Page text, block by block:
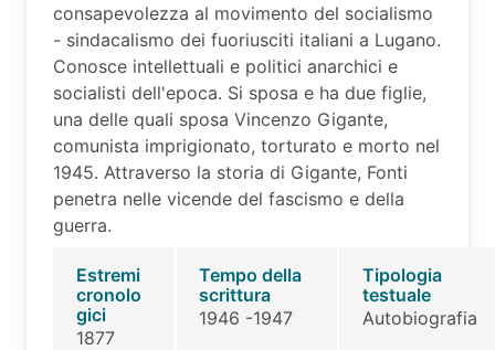
consapevolezza al movimento del socialismo
- sindacalismo dei fuoriusciti italiani a Lugano.
Conosce intellettuali e politici anarchici e
socialisti dell'epoca. Si sposa e ha due figlie,
una delle quali sposa Vincenzo Gigante,
comunista imprigionato, torturato e morto nel
1945. Attraverso la storia di Gigante, Fonti
penetra nelle vicende del fascismo e della
guerra.
Estremi
cronolo
gici
1877
Tempo della
scrittura
1946 -1947
Tipologia
testuale
Autobiografia